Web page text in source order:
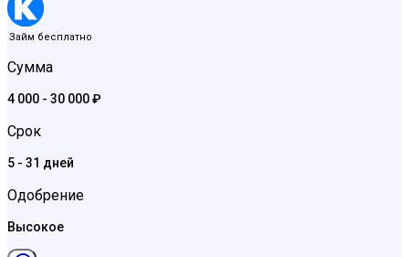
Займ бесплатно
Сумма
4 000 - 30 000 ₽
Срок
5 - 31 дней
Одобрение
Высокое